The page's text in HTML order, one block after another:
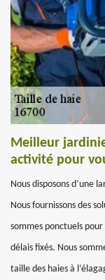
Meilleur
activité pour
Nous disposons d’une
Nous fournissons des
sommes ponctuels
délais fixés. Nous
taille des haies à